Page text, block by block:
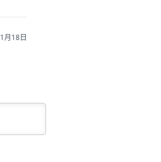
月18日